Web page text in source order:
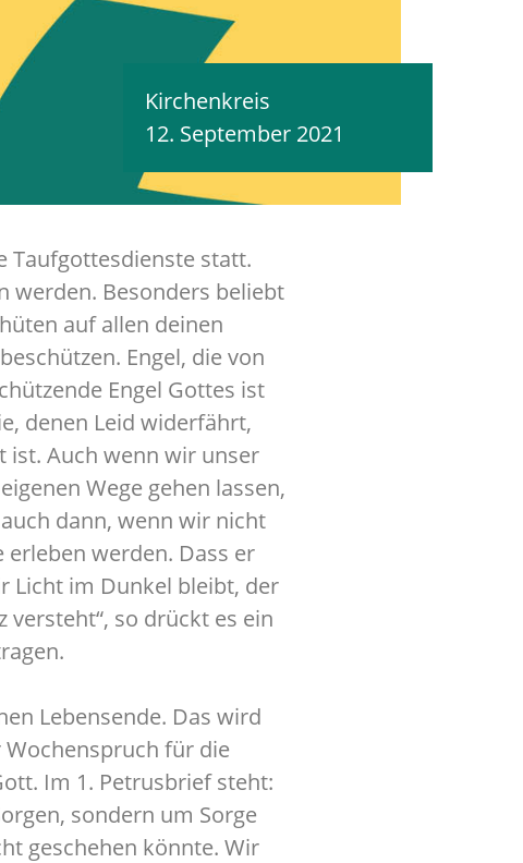
Kirchenkreis
12. September 2021
Taufgottesdienste statt.
werden. Besonders beliebt
auf allen deinen
Engel, die von
Engel Gottes ist
denen Leid widerfährt,
ist. Auch wenn wir unser
Wege gehen lassen,
dann, wenn wir nicht
werden. Dass er
Licht im Dunkel bleibt, der
versteht“, so drückt es ein
Lebensende. Das wird
für die
Im 1. Petrusbrief steht:
sondern um Sorge
geschehen könnte. Wir